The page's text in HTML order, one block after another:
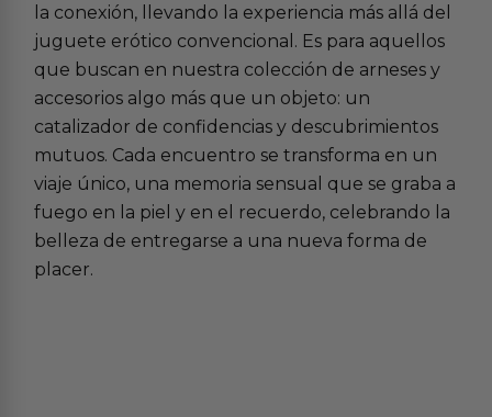
la conexión, llevando la experiencia más allá del
juguete erótico convencional. Es para aquellos
que buscan en nuestra colección de arneses y
accesorios algo más que un objeto: un
catalizador de confidencias y descubrimientos
mutuos. Cada encuentro se transforma en un
viaje único, una memoria sensual que se graba a
fuego en la piel y en el recuerdo, celebrando la
belleza de entregarse a una nueva forma de
placer.